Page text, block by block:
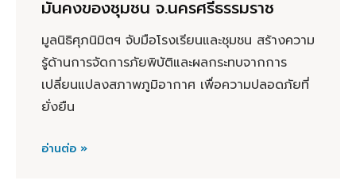
มั่นคงของชุมชน จ.นครศรีธรรมราช
มูลนิธิศุภนิมิตฯ จับมือโรงเรียนและชุมชน สร้างความ
รู้ด้านการจัดการภัยพิบัติและผลกระทบจากการ
เปลี่ยนแปลงสภาพภูมิอากาศ เพื่อความปลอดภัยที่
ยั่งยืน
อ่านต่อ »